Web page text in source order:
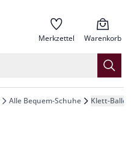
Merkzettel Warenkorb
Alle Bequem-Schuhe Klett-